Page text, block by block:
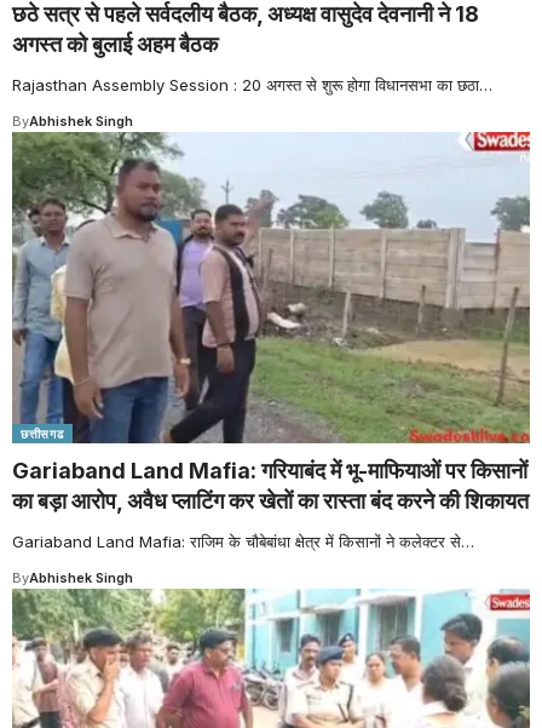
छठे सत्र से पहले सर्वदलीय बैठक, अध्यक्ष वासुदेव देवनानी ने 18
अगस्त को बुलाई अहम बैठक
Rajasthan Assembly Session : 20 अगस्त से शुरू होगा विधानसभा का छठा…
ByAbhishek Singh
छत्तीसगढ
Gariaband Land Mafia: गरियाबंद में भू-माफियाओं पर किसानों
का बड़ा आरोप, अवैध प्लाटिंग कर खेतों का रास्ता बंद करने की शिकायत
Gariaband Land Mafia: राजिम के चौबेबांधा क्षेत्र में किसानों ने कलेक्टर से…
ByAbhishek Singh